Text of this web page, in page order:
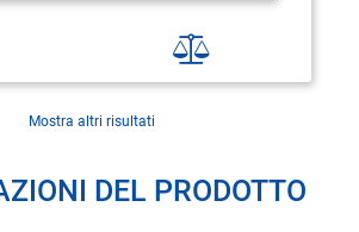
Mostra altri risultati
DEL PRODOTTO